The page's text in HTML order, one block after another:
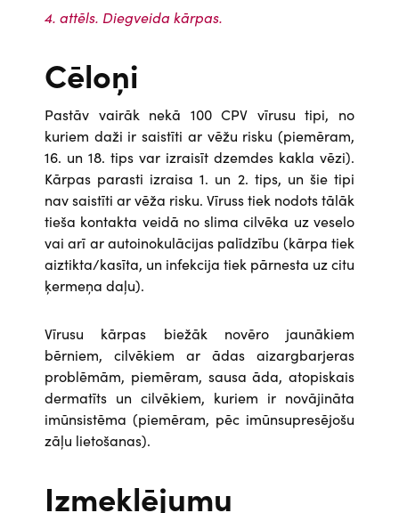
4. attēls. Diegveida kārpas.
Cēloņi
Pastāv vairāk nekā 100 CPV vīrusu tipi, no
kuriem daži ir saistīti ar vēžu risku (piemēram,
16. un 18. tips var izraisīt dzemdes kakla vēzi).
Kārpas parasti izraisa 1. un 2. tips, un šie tipi
nav saistīti ar vēža risku. Vīruss tiek nodots tālāk
tieša kontakta veidā no slima cilvēka uz veselo
vai arī ar autoinokulācijas palīdzību (kārpa tiek
aiztikta/kasīta, un infekcija tiek pārnesta uz citu
ķermeņa daļu).
Vīrusu kārpas biežāk novēro jaunākiem
bērniem, cilvēkiem ar ādas aizargbarjeras
problēmām, piemēram, sausa āda, atopiskais
dermatīts un cilvēkiem, kuriem ir novājināta
imūnsistēma (piemēram, pēc imūnsupresējošu
zāļu lietošanas).
Izmeklējumu